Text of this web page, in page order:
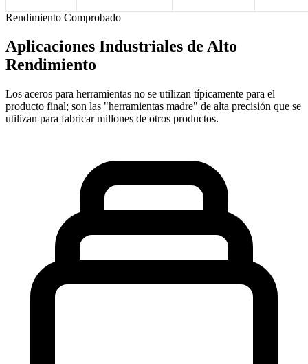
Rendimiento Comprobado
Aplicaciones Industriales de Alto
Rendimiento
Los aceros para herramientas no se utilizan típicamente para el
producto final; son las "herramientas madre" de alta precisión que se
utilizan para fabricar millones de otros productos.